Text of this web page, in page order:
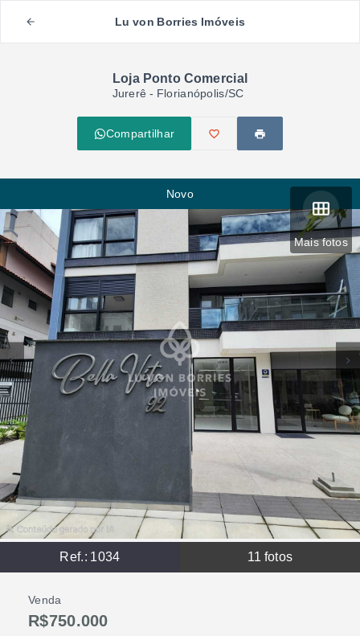
Lu von Borries Imóveis
Loja Ponto Comercial
Jurerê - Florianópolis/SC
Compartilhar
Mais fotos
Ref.: 1034 11 fotos
Novo
Venda
R$750.000